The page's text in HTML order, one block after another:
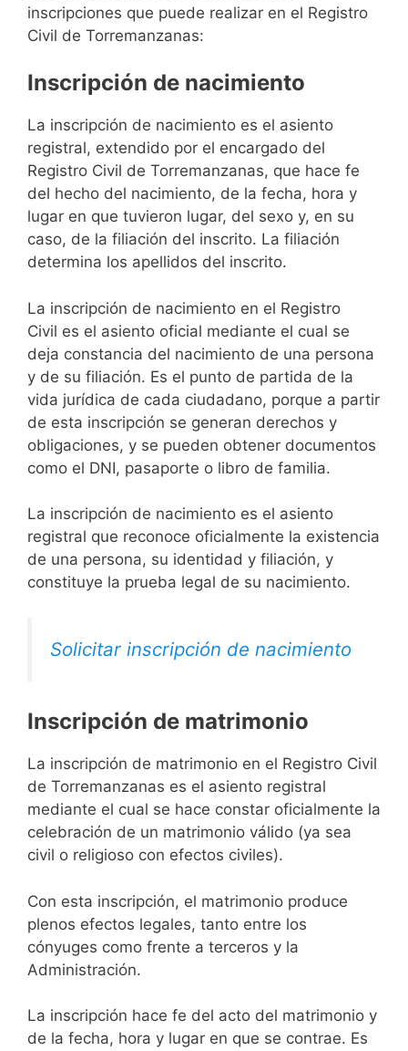
inscripciones que puede realizar en el Registro
Civil de Torremanzanas:
Inscripción de nacimiento
La inscripción de nacimiento es el asiento
registral, extendido por el encargado del
Registro Civil de Torremanzanas, que hace fe
del hecho del nacimiento, de la fecha, hora y
lugar en que tuvieron lugar, del sexo y, en su
caso, de la filiación del inscrito. La filiación
determina los apellidos del inscrito.
La inscripción de nacimiento en el Registro
Civil es el asiento oficial mediante el cual se
deja constancia del nacimiento de una persona
y de su filiación. Es el punto de partida de la
vida jurídica de cada ciudadano, porque a partir
de esta inscripción se generan derechos y
obligaciones, y se pueden obtener documentos
como el DNI, pasaporte o libro de familia.
La inscripción de nacimiento es el asiento
registral que reconoce oficialmente la existencia
de una persona, su identidad y filiación, y
constituye la prueba legal de su nacimiento.
Solicitar inscripción de nacimiento
Inscripción de matrimonio
La inscripción de matrimonio en el Registro Civil
de Torremanzanas es el asiento registral
mediante el cual se hace constar oficialmente la
celebración de un matrimonio válido (ya sea
civil o religioso con efectos civiles).
Con esta inscripción, el matrimonio produce
plenos efectos legales, tanto entre los
cónyuges como frente a terceros y la
Administración.
La inscripción hace fe del acto del matrimonio y
de la fecha, hora y lugar en que se contrae. Es